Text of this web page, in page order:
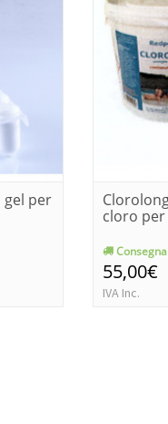
gel per
cloro
55,00€
IVA Inc.